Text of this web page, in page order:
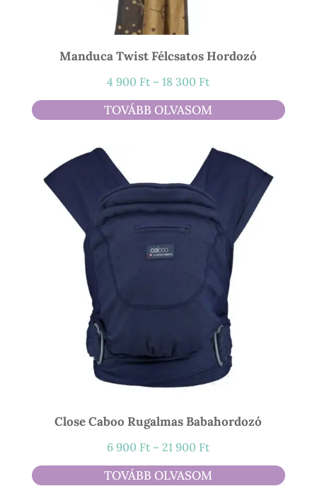
Manduca Twist Félcsatos Hordozó
4 900 Ft – 18 300 FtÁrtartomány:
4
900 Ft
TOVÁBB OLVASOM
Close Caboo Rugalmas Babahordozó
6 900 Ft – 21 900 FtÁrtartomány:
6
900 Ft
TOVÁBB OLVASOM